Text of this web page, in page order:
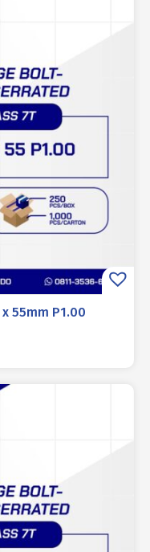
x 55mm P1.00